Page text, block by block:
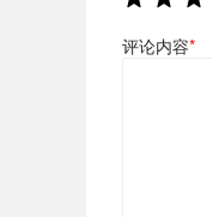
评论内容*